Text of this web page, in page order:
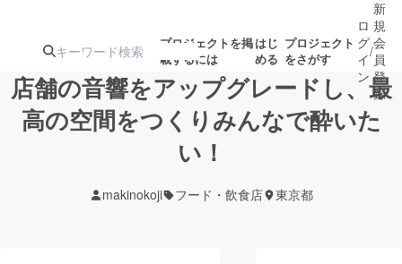
プロジェクトを掲
載するには
はじ
める
プロジェクト
をさがす
注目の新着プロ
ロ
グ
イ
ン
/
新
規
会
員
登
録
店舗の音響をアップグレードし、最
高の空間をつくりみんなで酔いた
い！
makinokoji フード・飲食店 東京都